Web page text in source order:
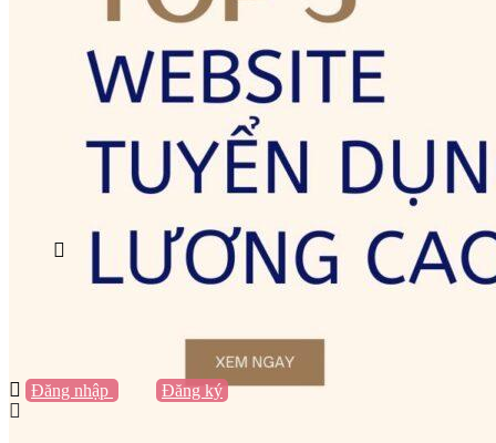
Hà Nội
Tp Hồ Chí Minh
Đà Nẵng
Hải Phòng
Vũng Tàu
Nha Trang
Cần Thơ
Thừa Thiên Huế
Sách / Truyện
Lifestyle
Đăng nhập
Đăng ký